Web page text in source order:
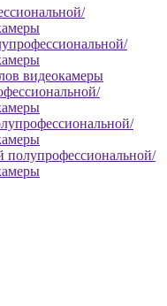
видеокамеры
полупрофессиональной/